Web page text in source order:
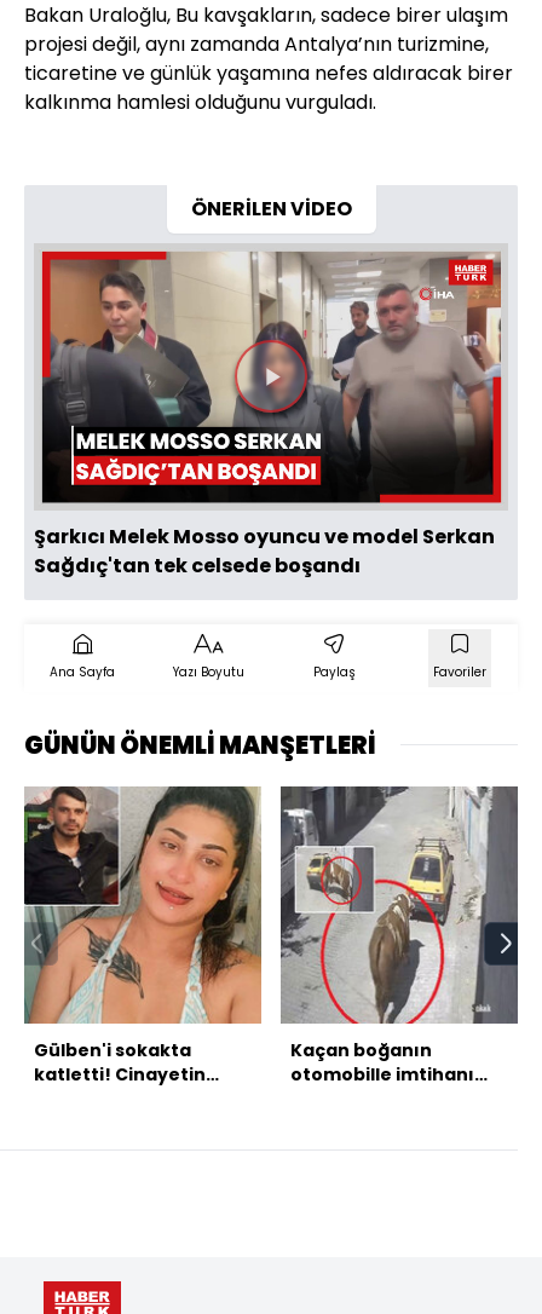
Bakan Uraloğlu, Bu kavşakların, sadece birer ulaşım
projesi değil, aynı zamanda Antalya’nın turizmine,
ticaretine ve günlük yaşamına nefes aldıracak birer
kalkınma hamlesi olduğunu vurguladı.
ÖNERİLEN VİDEO
Videoyu
Oynat
Şarkıcı Melek Mosso oyuncu ve model Serkan
Sağdıç'tan tek celsede boşandı
Ana Sayfa Yazı Boyutu Paylaş Favoriler
GÜNÜN ÖNEMLİ MANŞETLERİ
Gülben'i sokakta
katletti! Cinayetin
Kaçan boğanın
otomobille imtihanı